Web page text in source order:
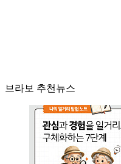
브라보 추천뉴스